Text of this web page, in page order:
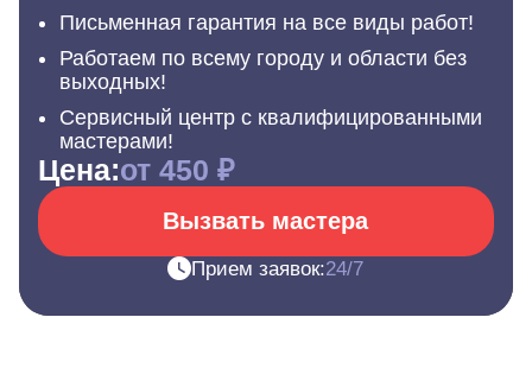
Письменная гарантия на все виды работ!
Работаем по всему городу и области без
выходных!
Сервисный центр с квалифицированными
мастерами!
Цена:от 450 ₽
Вызвать мастера
Прием заявок:24/7